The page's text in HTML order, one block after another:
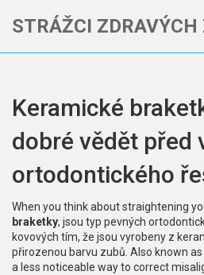
STRÁŽCI ZDRAVÝCH
Keramické
dobré vědět před
ortodontického
When you think about straightening
braketky, jsou typ pevných
kovových tím, že jsou vyrobeny z
přirozenou barvu zubů . Also known as
a less noticeable way to correct